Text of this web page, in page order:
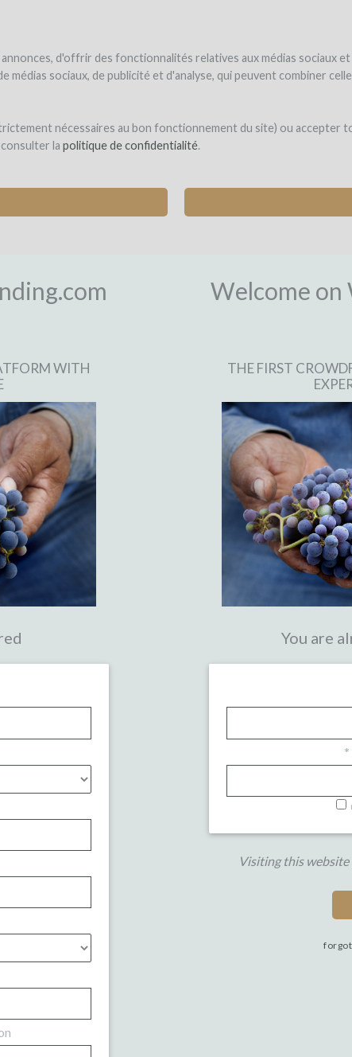
d'offrir des fonctionnalités relatives aux médias sociaux
sociaux, de publicité et d'analyse, qui peuvent combiner
nécessaires au bon fonctionnement du site) ou accepter
la politique de confidentialité.
WITH
Welcome on
THE FIRST
You are
*
Visiting this website